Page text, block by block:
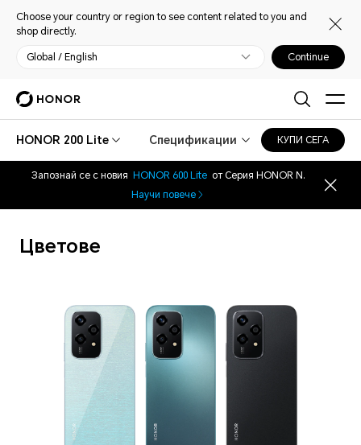
Choose your country or region to see content related to you and
shop directly.
Global / English Continue
HONOR 200 Lite Спецификации КУПИ СЕГА
Запознай се с новия HONOR 600 Lite от Серия HONOR N.
Научи повече
Цветове